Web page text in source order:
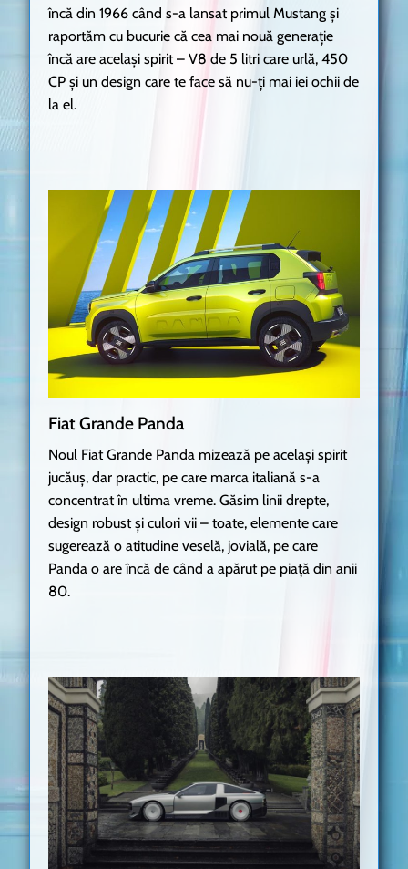
încă din 1966 când s-a lansat primul Mustang și
raportăm cu bucurie că cea mai nouă generație
încă are același spirit – V8 de 5 litri care urlă, 450
CP și un design care te face să nu-ți mai iei ochii de
la el.
Fiat Grande Panda
Noul Fiat Grande Panda mizează pe același spirit
jucăuș, dar practic, pe care marca italiană s-a
concentrat în ultima vreme. Găsim linii drepte,
design robust și culori vii – toate, elemente care
sugerează o atitudine veselă, jovială, pe care
Panda o are încă de când a apărut pe piață din anii
80.